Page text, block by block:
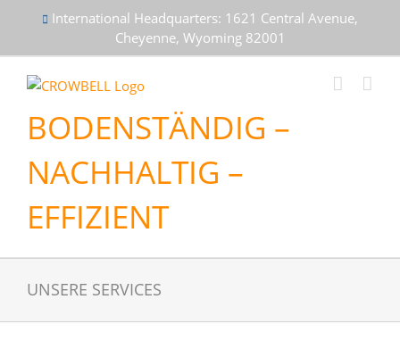
content
International Headquarters: 1621 Central Avenue,
Cheyenne, Wyoming 82001
BODENSTÄNDIG –
NACHHALTIG –
EFFIZIENT
UNSERE SERVICES